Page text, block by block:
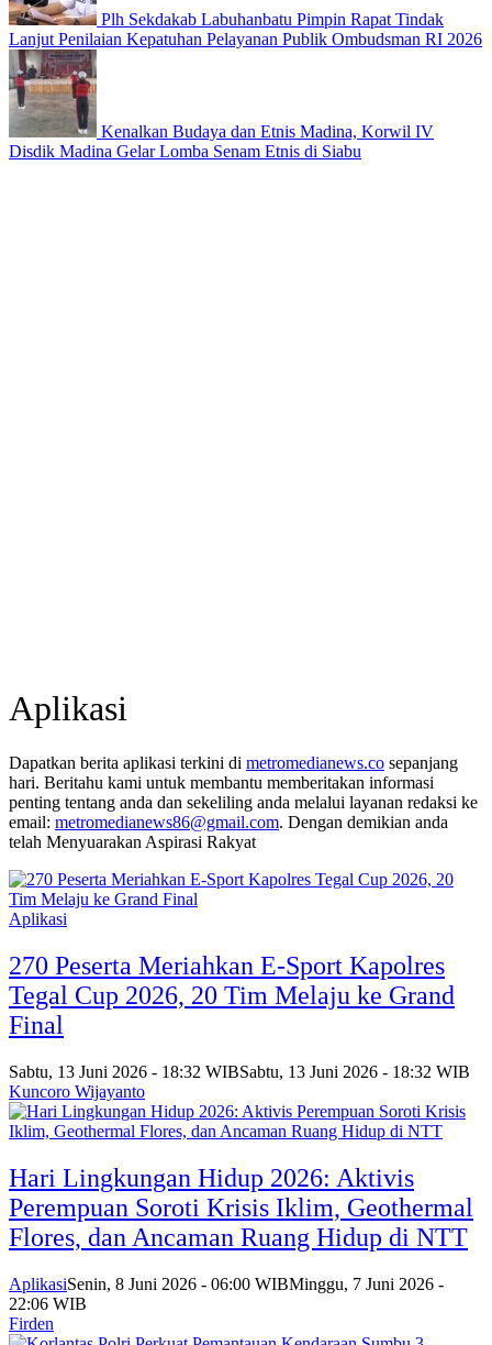
Plh Sekdakab Labuhanbatu Pimpin Rapat Tindak
Lanjut Penilaian Kepatuhan Pelayanan Publik Ombudsman RI 2026
Kenalkan Budaya dan Etnis Madina, Korwil IV
Disdik Madina Gelar Lomba Senam Etnis di Siabu
Aplikasi
Dapatkan berita aplikasi terkini di metromedianews.co sepanjang
hari. Beritahu kami untuk membantu memberitakan informasi
penting tentang anda dan sekeliling anda melalui layanan redaksi ke
email: metromedianews86@gmail.com. Dengan demikian anda
telah Menyuarakan Aspirasi Rakyat
Aplikasi
270 Peserta Meriahkan E-Sport Kapolres
Tegal Cup 2026, 20 Tim Melaju ke Grand
Final
Sabtu, 13 Juni 2026 - 18:32 WIBSabtu, 13 Juni 2026 - 18:32 WIB
Kuncoro Wijayanto
Hari Lingkungan Hidup 2026: Aktivis
Perempuan Soroti Krisis Iklim, Geothermal
Flores, dan Ancaman Ruang Hidup di NTT
AplikasiSenin, 8 Juni 2026 - 06:00 WIBMinggu, 7 Juni 2026 -
22:06 WIB
Firden